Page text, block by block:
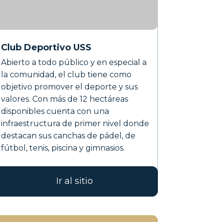
Club Deportivo USS
Abierto a todo público y en especial a
la comunidad, el club tiene como
objetivo promover el deporte y sus
valores. Con más de 12 hectáreas
disponibles cuenta con una
infraestructura de primer nivel donde
destacan sus canchas de pádel, de
fútbol, tenis, piscina y gimnasios.
Ir al sitio